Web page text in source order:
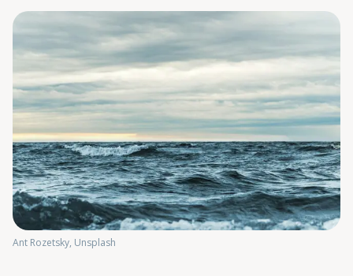
Ant Rozetsky, Unsplash